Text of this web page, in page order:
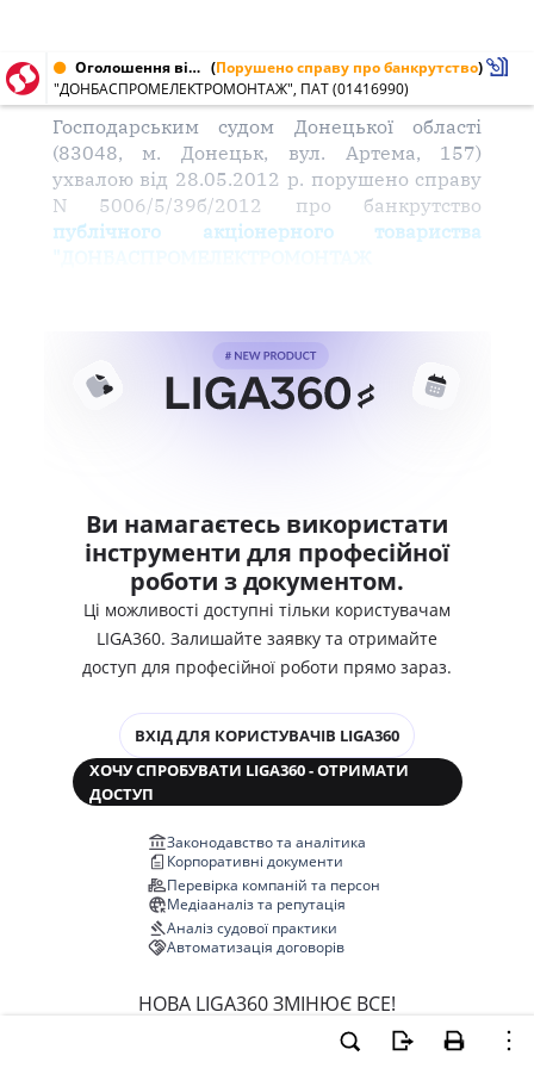
Оголошення від 18.07.2012 № 01416990 (Порушено справу про банкрутство)
"ДОНБАСПРОМЕЛЕКТРОМОНТАЖ", ПАТ (01416990)
Господарським судом Донецької області
(83048, м. Донецьк, вул. Артема, 157)
ухвалою від 28.05.2012 р. порушено справу
N 5006/5/39б/2012 про банкрутство
публічного акціонерного товариства
Ви намагаєтесь використати
інструменти для професійної
роботи з документом.
Ці можливості доступні тільки користувачам
LIGA360. Залишайте заявку та отримайте
доступ для професійної роботи прямо зараз.
ВХІД ДЛЯ КОРИСТУВАЧІВ LIGA360
ХОЧУ СПРОБУВАТИ LIGA360 - ОТРИМАТИ
ДОСТУП
Законодавство та аналітика
Корпоративні документи
Перевірка компаній та персон
Медіааналіз та репутація
Аналіз судової практики
Автоматизація договорів
НОВА LIGA360 ЗМІНЮЄ ВСЕ!